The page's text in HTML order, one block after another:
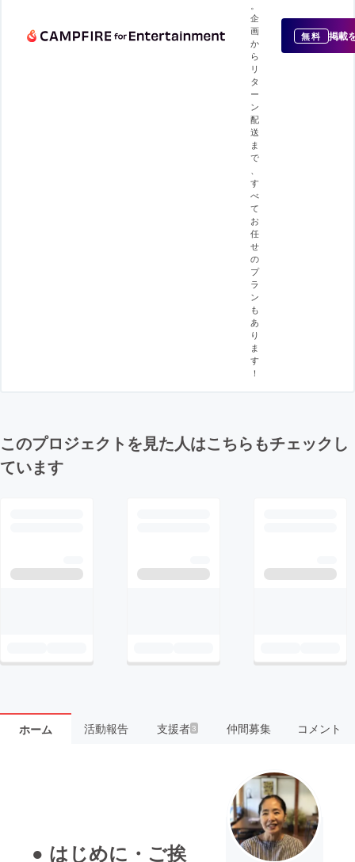
企
画
か
ら
リ
タ
ー
ン
配
送
ま
で
す
べ
て
お
任
せ
の
プ
ラ
ン
も
あ
り
ま
す
！
無料 掲載
このプロジェクトを見た人はこちらもチェックし
ています
ホーム 活動報告 支援者3 仲間募集 コメント
● はじめに・ご挨